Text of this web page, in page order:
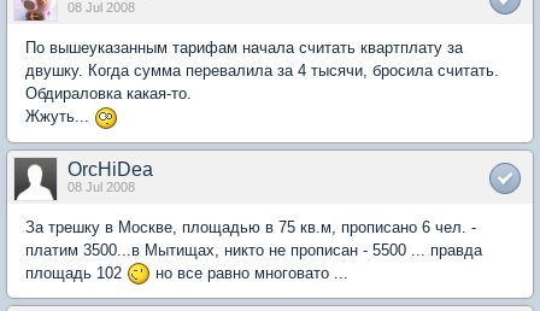
08 Jul 2008
По вышеуказанным тарифам начала считать квартплату за
двушку. Когда сумма перевалила за 4 тысячи, бросила считать.
Обдираловка какая-то.
Жжуть...
OrcHiDea
08 Jul 2008
За трешку в Москве, площадью в 75 кв.м, прописано 6 чел. -
платим 3500...в Мытищах, никто не прописан - 5500 ... правда
площадь 102
но все равно многовато ...